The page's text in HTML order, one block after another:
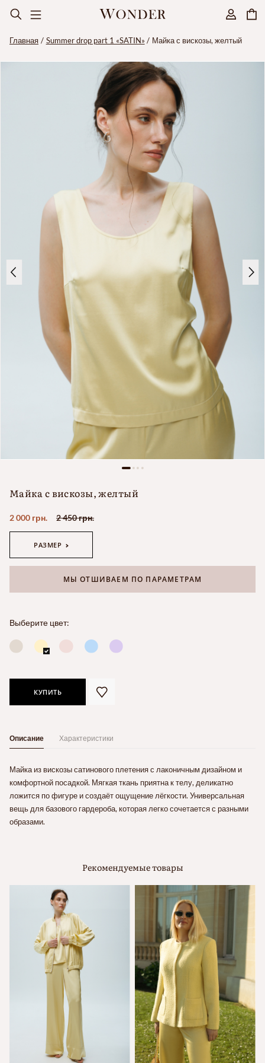
Главная Summer drop part 1 «SATIN» Майка с вискозы, желтый
Майка с вискозы, желтый
2 000 грн. 2 450 грн.
РАЗМЕР
МЫ ОТШИВАЕМ ПО ПАРАМЕТРАМ
Выберите цвет:
КУПИТЬ
Описание Характеристики
Майка из вискозы сатинового плетения с лаконичным дизайном и
комфортной посадкой. Мягкая ткань приятна к телу, деликатно
ложится по фигуре и создаёт ощущение лёгкости. Универсальная
вещь для базового гардероба, которая легко сочетается с разными
образами.
Рекомендуемые товары